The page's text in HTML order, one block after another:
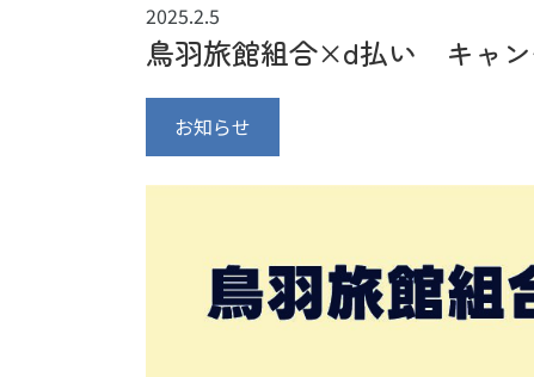
2025.2.5
鳥羽旅館組合×d払い キャン
お知らせ